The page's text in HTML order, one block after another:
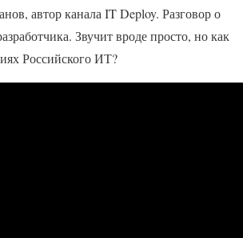
автор канала IT Deploy. Разговор о
Звучит вроде просто, но как
Российского ИТ?